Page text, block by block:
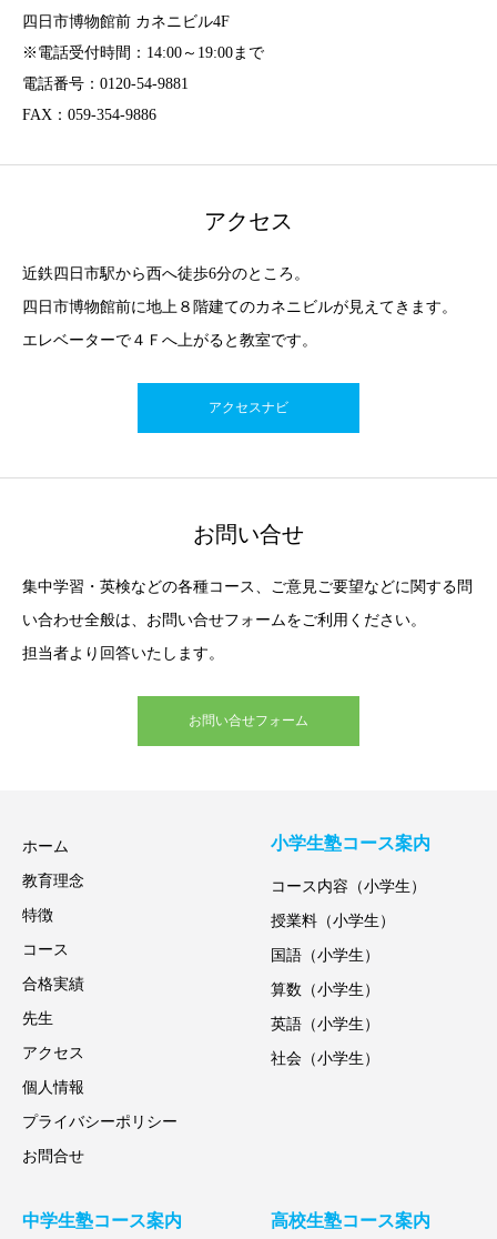
四日市博物館前 カネニビル4F
※電話受付時間：14:00～19:00まで
電話番号：0120-54-9881
FAX：059-354-9886
アクセス
近鉄四日市駅から西へ徒歩6分のところ。
四日市博物館前に地上８階建てのカネニビルが見えてきます。
エレベーターで４Ｆへ上がると教室です。
アクセスナビ
お問い合せ
集中学習・英検などの各種コース、ご意見ご要望などに関する問
い合わせ全般は、お問い合せフォームをご利用ください。
担当者より回答いたします。
お問い合せフォーム
ホーム
教育理念
特徴
コース
合格実績
先生
アクセス
個人情報
プライバシーポリシー
お問合せ
小学生塾コース案内
コース内容（小学生）
授業料（小学生）
国語（小学生）
算数（小学生）
英語（小学生）
社会（小学生）
中学生塾コース案内 高校生塾コース案内